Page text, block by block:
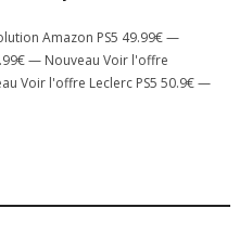
Amazon PS5 49.99€ —
— Nouveau Voir l'offre
Voir l'offre Leclerc PS5 50.9€ —